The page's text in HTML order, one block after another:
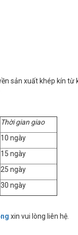
sản xuất khép kín
Thời gian giao
10 ngày
15 ngày
25 ngày
30 ngày
xin vui lòng liên hệ.